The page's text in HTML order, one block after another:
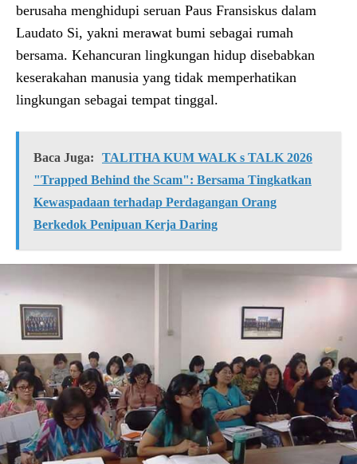
berusaha menghidupi seruan Paus Fransiskus dalam
Laudato Si, yakni merawat bumi sebagai rumah
bersama. Kehancuran lingkungan hidup disebabkan
keserakahan manusia yang tidak memperhatikan
lingkungan sebagai tempat tinggal.
Baca Juga:
TALITHA KUM WALK s TALK 2026
"Trapped Behind the Scam": Bersama Tingkatkan
Kewaspadaan terhadap Perdagangan Orang
Berkedok Penipuan Kerja Daring